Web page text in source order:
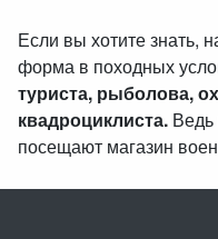
Если вы хотите знать,
форма в походных
туриста, рыболова,
квадроциклиста.
посещают магазин